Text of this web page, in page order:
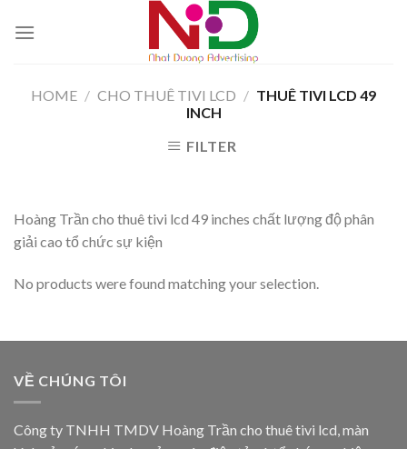
HOME / CHO THUÊ TIVI LCD / THUÊ TIVI LCD 49
INCH
FILTER
Hoàng Trần cho thuê tivi lcd 49 inches chất lượng độ phân
giải cao tổ chức sự kiện
No products were found matching your selection.
VỀ CHÚNG TÔI
Công ty TNHH TMDV Hoàng Trần cho thuê tivi lcd, màn